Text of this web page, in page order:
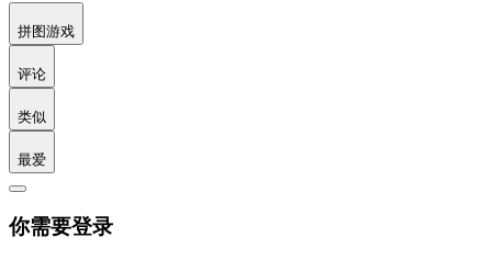
拼图游戏
评论
类似
最爱
你需要登录